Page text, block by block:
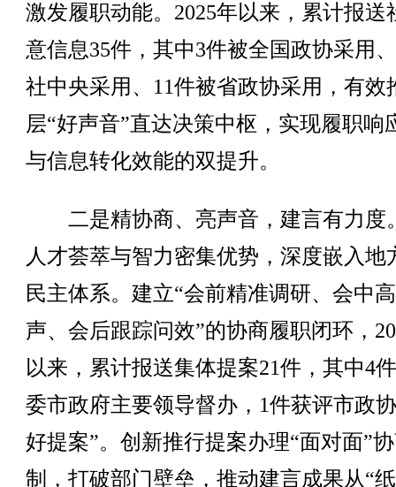
激发履职动能。2025年以来，累计报送
意信息35件，其中3件被全国政协采用
社中央采用、11件被省政协采用，有效
层“好声音”直达决策中枢，实现履职响
与信息转化效能的双提升。
二是精协商、亮声音，建言有力度
人才荟萃与智力密集优势，深度嵌入地
民主体系。建立“会前精准调研、会中
声、会后跟踪问效”的协商履职闭环，
以来，累计报送集体提案21件，其中4
委市政府主要领导督办，1件获评市政
好提案”。创新推行提案办理“面对面”
制，打破部门壁垒，推动建言成果从“